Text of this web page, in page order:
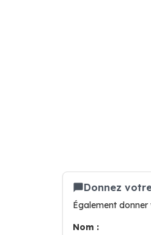
Donnez
Également
Nom :